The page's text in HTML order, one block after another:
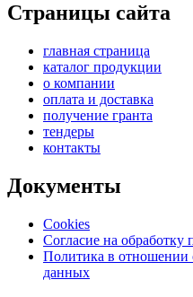
Страницы сайта
главная страница
каталог продукции
о компании
оплата и доставка
получение гранта
тендеры
контакты
Документы
Cookies
Согласие на
Политика в отношении
данных